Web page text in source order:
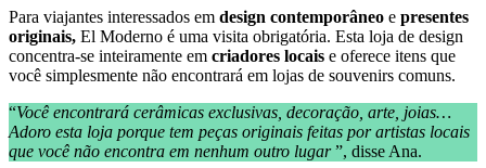
Para viajantes interessados ​​em design contemporâneo e presentes
originais, El Moderno é uma visita obrigatória. Esta loja de design
concentra-se inteiramente em criadores locais e oferece itens que
você simplesmente não encontrará em lojas de souvenirs comuns.
“Você encontrará cerâmicas exclusivas, decoração, arte, joias…
Adoro esta loja porque tem peças originais feitas por artistas locais
que você não encontra em nenhum outro lugar”, disse Ana.